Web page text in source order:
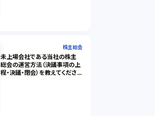
株主総会
未上場会社である当社の株主
総会の運営方法（決議事項の上
程・決議・閉会）を教えてくださ